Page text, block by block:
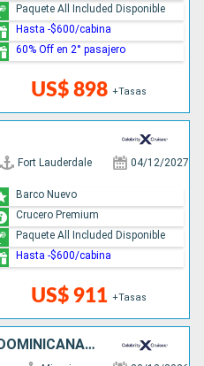
US$ 898 +Tasas
Paquete All Included Disponible
Hasta -$600/cabina
60% Off en 2° pasajero
Fort Lauderdale 04/12/2027
US$ 911 +Tasas
Barco Nuevo
Crucero Premium
Paquete All Included Disponible
Hasta -$600/cabina
SAN MARTÍN, REPÚBLICA DOMINICANA, ESTADOS UNIDOS